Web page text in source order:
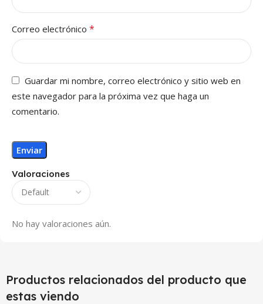
Valoraciones
No hay valoraciones aún.
Correo electrónico *
Guardar mi nombre, correo electrónico y sitio web en
este navegador para la próxima vez que haga un
comentario.
Productos relacionados del producto que
estas viendo